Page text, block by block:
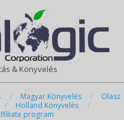
& Könyvelés
Magyar Könyvelés
Olasz
Holland Könyvelés
program